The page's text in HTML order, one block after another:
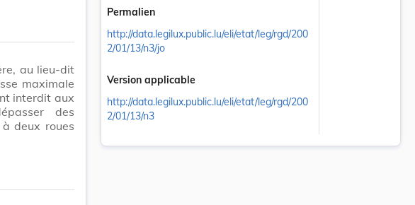
au lieu-dit
maximale
interdit aux
des
deux roues
Permalien
http://data.legilux.public.lu/eli/etat/leg/rgd/200
2/01/13/n3/jo
Version applicable
http://data.legilux.public.lu/eli/etat/leg/rgd/200
2/01/13/n3